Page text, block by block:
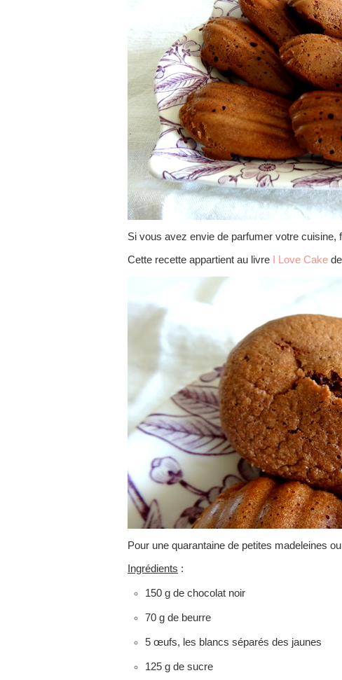
Si vous avez envie de parfumer votre cuisine,
Cette recette appartient au livre I Love Cake de
Pour une quarantaine de petites madeleines
Ingrédients :
150 g de chocolat noir
70 g de beurre
5 œufs, les blancs séparés des jaunes
125 g de sucre